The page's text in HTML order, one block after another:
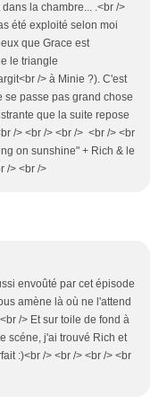
la chambre... .<br />
été exploité selon moi
que Grace est
le triangle
/> à Minie ?). C'est
passe pas grand chose
que la suite repose
/> <br /> <br /> <br /> <br
on sunshine" + Rich & le
/> <br />
envoûté par cet épisode
amène là où ne l'attend
/> Et sur toile de fond à
scéne, j'ai trouvé Rich et
:)<br /> <br /> <br /> <br